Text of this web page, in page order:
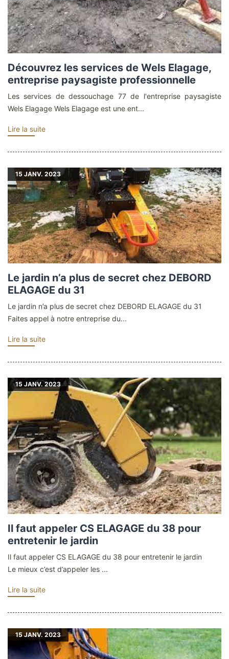
Découvrez les services de Wels Elagage,
entreprise paysagiste professionnelle
Les services de dessouchage 77 de l'entreprise paysagiste
Wels Elagage Wels Elagage est une ent...
Lire la suite
15 JANV. 2023
Le jardin n’a plus de secret chez DEBORD
ELAGAGE du 31
Le jardin n’a plus de secret chez DEBORD ELAGAGE du 31
Faites appel à notre entreprise du...
Lire la suite
15 JANV. 2023
Il faut appeler CS ELAGAGE du 38 pour
entretenir le jardin
Il faut appeler CS ELAGAGE du 38 pour entretenir le jardin
Le mieux c’est d’appeler les ...
Lire la suite
15JANV. 2023